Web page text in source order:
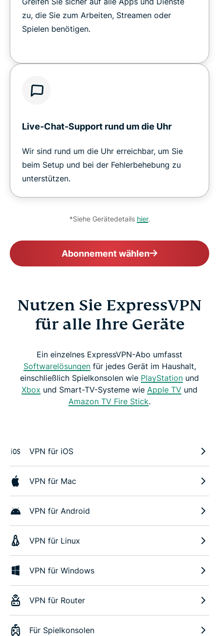
zu, die Sie zum Arbeiten, Streamen oder
Spielen benötigen.
Live-Chat-Support rund um die Uhr
Wir sind rund um die Uhr erreichbar, um Sie
beim Setup und bei der Fehlerbehebung zu
unterstützen.
*Siehe Gerätedetails hier.
Abonnement wählen
Nutzen Sie ExpressVPN
für alle Ihre Geräte
Ein einzelnes ExpressVPN-Abo umfasst
Softwarelösungenfür jedes Gerät im Haushalt,
einschließlich Spielkonsolen wie PlayStation und
Xbox und Smart-TV-Systeme wie Apple TV und
Amazon TV Fire Stick.
VPN für iOS
VPN für Mac
VPN für Android
VPN für Linux
VPN für Windows
VPN für Router
Für Spielkonsolen